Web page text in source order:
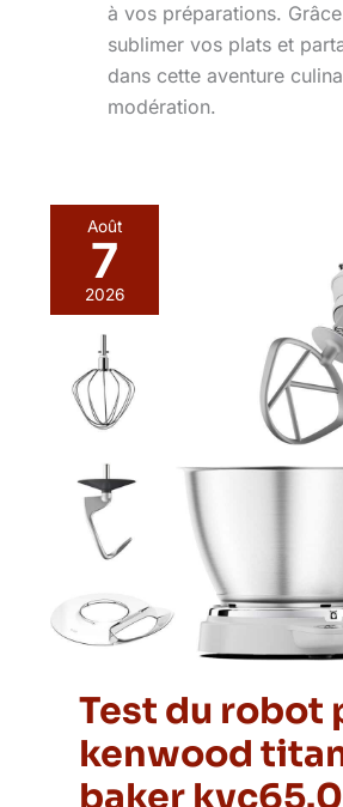
à vos préparations.
sublimer vos plats et
dans cette aventure
modération.
Août
7
2026
Test du robot
kenwood
baker